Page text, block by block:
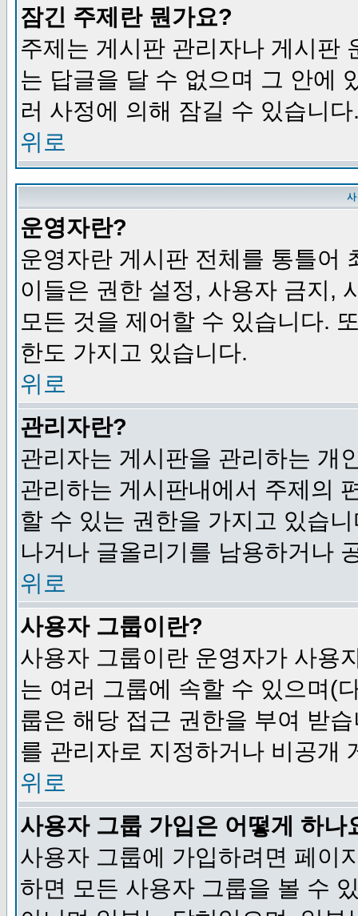
잠긴 주제란 뭔가요?
주제는 게시판 관리자나 게시판
는 답글을 달 수 없으며 그 안에
러 사정에 의해 잠길 수 있습니다
위로
운영자란?
운영자란 게시판 전체를 통틀어
이들은 권한 설정, 사용자 금지,
모든 것을 제어할 수 있습니다.
한도 가지고 있습니다.
위로
관리자란?
관리자는 게시판을 관리하는 개
관리하는 게시판내에서 주제의
할 수 있는 권한을 가지고 있습
나거나 글올리기를 남용하거나
위로
사용자 그룹이란?
사용자 그룹이란 운영자가 사용
는 여러 그룹에 속할 수 있으며(
룹은 해당 접근 권한을 부여 받
를 관리자로 지정하거나 비공개
위로
사용자 그룹 가입은 어떻게 하나
사용자 그룹에 가입하려면 페이
하면 모든 사용자 그룹을 볼 수